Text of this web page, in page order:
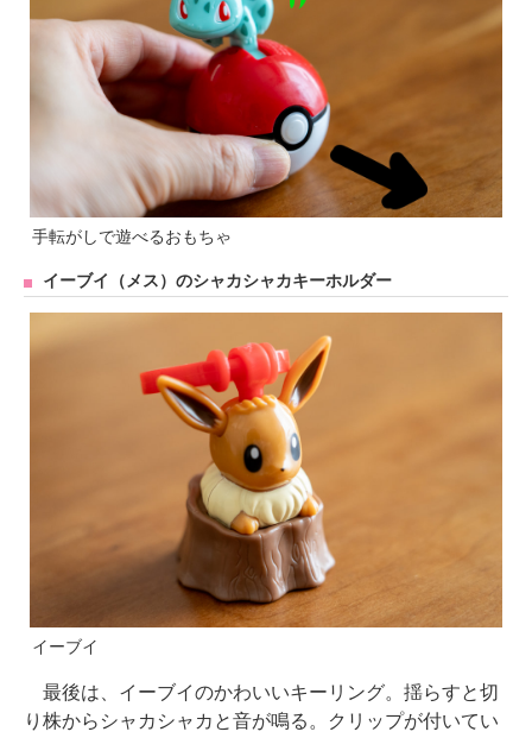
手転がしで遊べるおもちゃ
イーブイ（メス）のシャカシャカキーホルダー
イーブイ
最後は、イーブイのかわいいキーリング。揺らすと切
り株からシャカシャカと音が鳴る。クリップが付いてい